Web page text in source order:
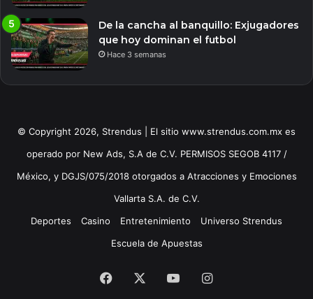
De la cancha al banquillo: Exjugadores
que hoy dominan el futbol
Hace 3 semanas
© Copyright 2026, Strendus | El sitio www.strendus.com.mx es
operado por New Ads, S.A de C.V. PERMISOS SEGOB 4117 /
México, y DGJS/075/2018 otorgados a Atracciones y Emociones
Vallarta S.A. de C.V.
Deportes
Casino Entretenimiento
Universo Strendus
Escuela de Apuestas
Facebook YouTubeInstagram